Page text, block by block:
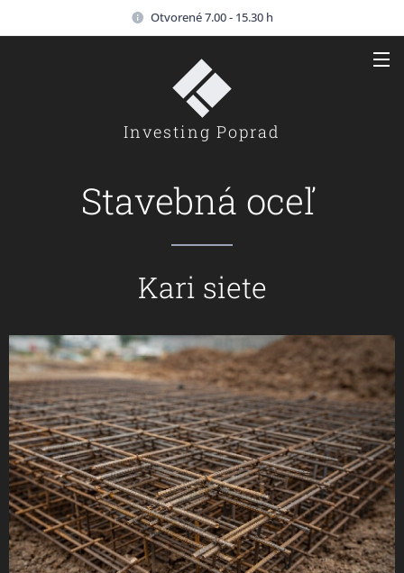
Otvorené 7.00 - 15.30 h
Investing Poprad
Stavebná oceľ
Kari siete